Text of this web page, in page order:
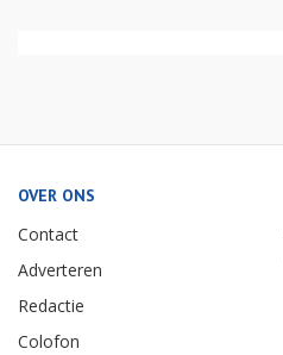
OVER ONS
Contact
Adverteren
Redactie
Colofon